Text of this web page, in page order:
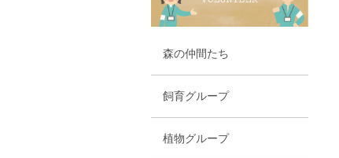
森の仲間たち
飼育グループ
植物グループ